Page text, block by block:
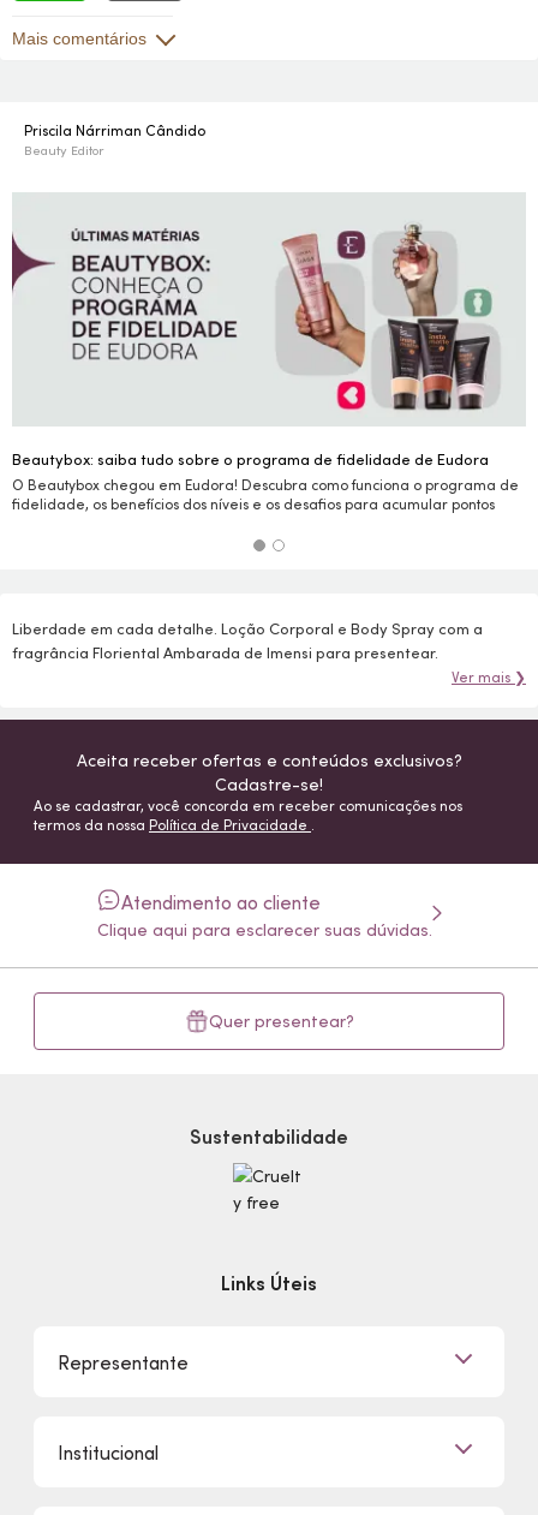
Mais comentários
Priscila Nárriman Cândido
Beauty Editor
Beautybox: saiba tudo sobre o programa de fidelidade de Eudora
O Beautybox chegou em Eudora! Descubra como funciona o programa de
fidelidade, os benefícios dos níveis e os desafios para acumular pontos
Liberdade em cada detalhe. Loção Corporal e Body Spray com a
fragrância Floriental Ambarada de Imensi para presentear.
Ver mais ❯
Aceita receber ofertas e conteúdos exclusivos?
Cadastre-se!
Ao se cadastrar, você concorda em receber comunicações nos
termos da nossa Política de Privacidade
Atendimento ao cliente
Clique aqui para esclarecer suas dúvidas.
Quer presentear?
Sustentabilidade
Links Úteis
Representante
Quero Ser Representante
Institucional